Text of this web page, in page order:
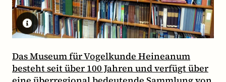
Das Museum für Vogelkunde Heineanum
besteht seit über 100 Jahren und verfügt über